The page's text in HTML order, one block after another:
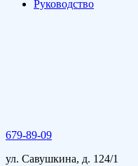
Руководство
679-89-09
ул. Савушкина, д. 124/1